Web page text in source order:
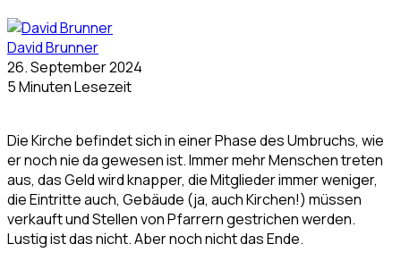
David Brunner
26. September 2024
5 Minuten Lesezeit
Die Kirche befindet sich in einer Phase des Umbruchs, wie
er noch nie da gewesen ist. Immer mehr Menschen treten
aus, das Geld wird knapper, die Mitglieder immer weniger,
die Eintritte auch, Gebäude (ja, auch Kirchen!) müssen
verkauft und Stellen von Pfarrern gestrichen werden.
Lustig ist das nicht. Aber noch nicht das Ende.